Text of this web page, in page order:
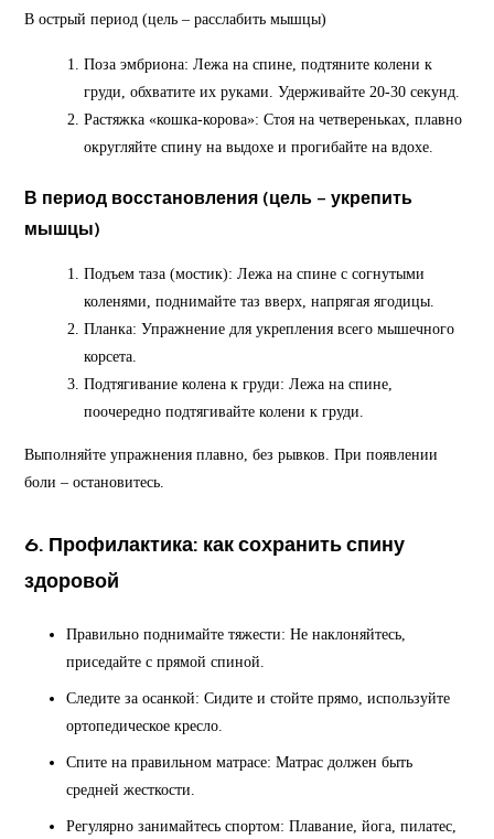
В острый период (цель – расслабить мышцы)
Поза эмбриона: Лежа на спине, подтяните колени к
груди, обхватите их руками. Удерживайте 20-30 секунд.
Растяжка «кошка-корова»: Стоя на четвереньках, плавно
округляйте спину на выдохе и прогибайте на вдохе.
В период восстановления (цель – укрепить
мышцы)
Подъем таза (мостик): Лежа на спине с согнутыми
коленями, поднимайте таз вверх, напрягая ягодицы.
Планка: Упражнение для укрепления всего мышечного
корсета.
Подтягивание колена к груди: Лежа на спине,
поочередно подтягивайте колени к груди.
Выполняйте упражнения плавно, без рывков. При появлении
боли – остановитесь.
6. Профилактика: как сохранить спину
здоровой
Правильно поднимайте тяжести: Не наклоняйтесь,
приседайте с прямой спиной.
Следите за осанкой: Сидите и стойте прямо, используйте
ортопедическое кресло.
Спите на правильном матрасе: Матрас должен быть
средней жесткости.
Регулярно занимайтесь спортом: Плавание, йога, пилатес,